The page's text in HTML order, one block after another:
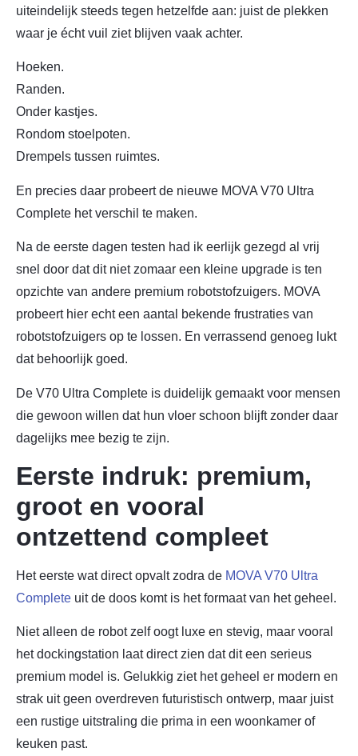
uiteindelijk steeds tegen hetzelfde aan: juist de plekken
waar je écht vuil ziet blijven vaak achter.
Hoeken.
Randen.
Onder kastjes.
Rondom stoelpoten.
Drempels tussen ruimtes.
En precies daar probeert de nieuwe MOVA V70 Ultra
Complete het verschil te maken.
Na de eerste dagen testen had ik eerlijk gezegd al vrij
snel door dat dit niet zomaar een kleine upgrade is ten
opzichte van andere premium robotstofzuigers. MOVA
probeert hier echt een aantal bekende frustraties van
robotstofzuigers op te lossen. En verrassend genoeg lukt
dat behoorlijk goed.
De V70 Ultra Complete is duidelijk gemaakt voor mensen
die gewoon willen dat hun vloer schoon blijft zonder daar
dagelijks mee bezig te zijn.
Eerste indruk: premium,
groot en vooral
ontzettend compleet
Het eerste wat direct opvalt zodra de MOVA V70 Ultra
Complete uit de doos komt is het formaat van het geheel.
Niet alleen de robot zelf oogt luxe en stevig, maar vooral
het dockingstation laat direct zien dat dit een serieus
premium model is. Gelukkig ziet het geheel er modern en
strak uit geen overdreven futuristisch ontwerp, maar juist
een rustige uitstraling die prima in een woonkamer of
keuken past.